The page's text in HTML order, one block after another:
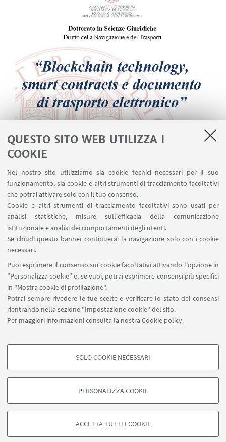
QUESTO SITO WEB UTILIZZA I
COOKIE
Nel nostro sito utilizziamo sia cookie tecnici necessari per il suo
funzionamento, sia cookie e altri strumenti di tracciamento facoltativi
che potrai attivare solo con il tuo consenso.
Cookie e altri strumenti di tracciamento facoltativi sono usati per
analisi statistiche, misure sull'efficacia della comunicazione
istituzionale e analisi dei comportamenti degli utenti.
Se chiudi questo banner continuerai la navigazione solo con i cookie
necessari.
Puoi esprimere il consenso sui cookie facoltativi attivando l'opzione in
"Personalizza cookie" e, se vuoi, potrai esprimere consensi più specifici
in "Mostra cookie di profilazione".
Potrai sempre rivedere le tue scelte e verificare lo stato dei consensi
rientrando nella sezione "Impostazione cookie" del sito.
Per maggiori informazioniconsulta la nostra Cookie policy.
COOKIE DI PROFILAZIONE - FACOLTATIVI
degli utenti, creare profili in base al loro comportamento sul sito, per analisi
di marketing.
Google/Youtube Video
SOLO COOKIE NECESSARI
PERSONALIZZA COOKIE
ACCETTA TUTTI I COOKIE
IN EVIDENZA
©Copyright 2026 - ALMA MATER STUDIORUM - Università di
Privacy- Note legali-Impostazioni Cookie